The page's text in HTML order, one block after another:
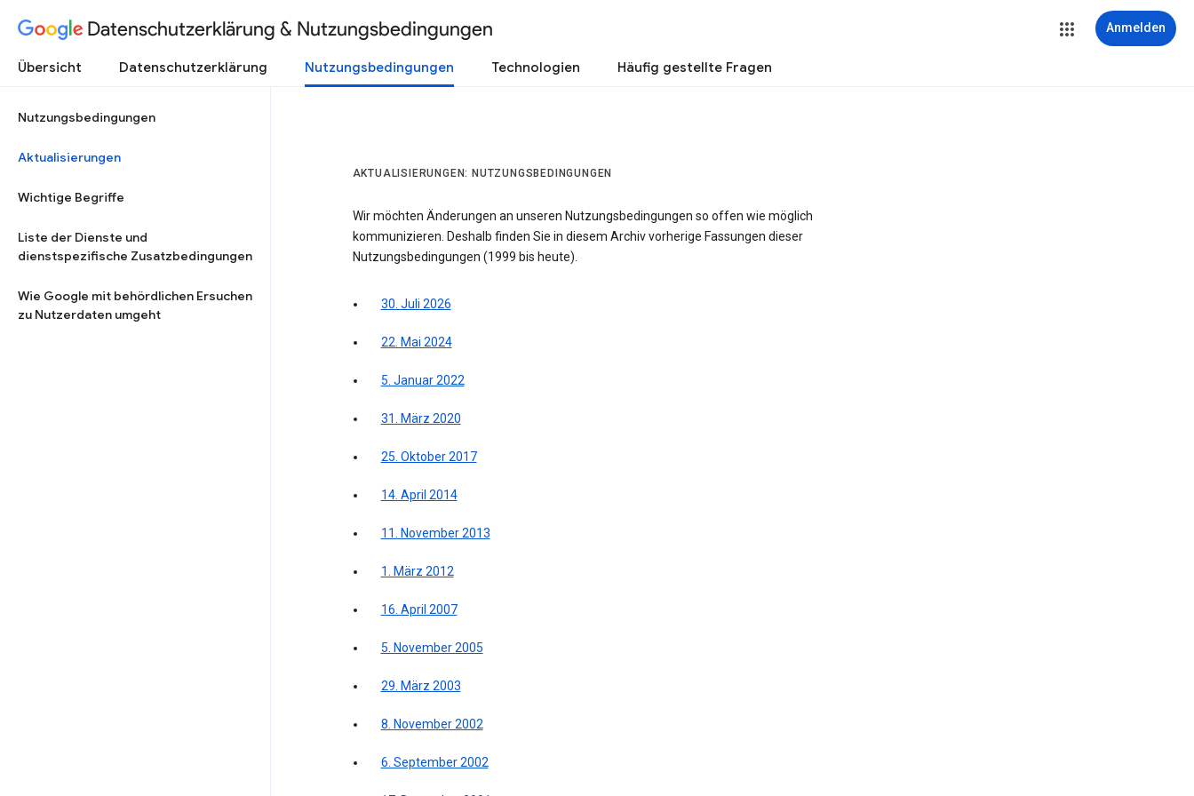
Datenschutzerklärung & Nutzungsbedingungen Anmelden
Übersicht Datenschutzerklärung Nutzungsbedingungen Technologien Häufig gestellte Fragen
Nutzungsbedingungen
Aktualisierungen
Wichtige Begriffe
Liste der Dienste und
dienstspezifische Zusatzbedingungen
Wie Google mit behördlichen Ersuchen
zu Nutzerdaten umgeht
AKTUALISIERUNGEN: NUTZUNGSBEDINGUNGEN
Wir möchten Änderungen an unseren Nutzungsbedingungen so offen wie möglich
kommunizieren. Deshalb finden Sie in diesem Archiv vorherige Fassungen dieser
Nutzungsbedingungen (1999 bis heute).
30. Juli 2026
22. Mai 2024
5. Januar 2022
31. März 2020
25. Oktober 2017
14. April 2014
11. November 2013
1. März 2012
16. April 2007
5. November 2005
29. März 2003
8. November 2002
6. September 2002